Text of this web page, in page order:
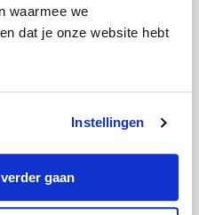
waarmee we
dat je onze website hebt
Instellingen
gaan
Alleen
locale
op
Ja Ja